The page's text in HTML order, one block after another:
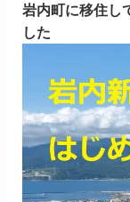
岩内町に移住し
した